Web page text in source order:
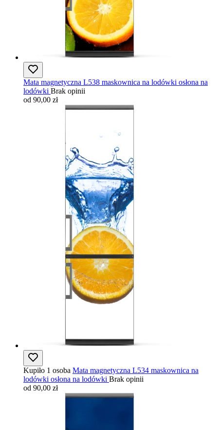
Mata magnetyczna L538 maskownica na lodówki osłona na
lodówki Brak opinii
od 90,00 zł
Kupiło 1 osoba Mata magnetyczna L534 maskownica na
lodówki osłona na lodówki Brak opinii
od 90,00 zł